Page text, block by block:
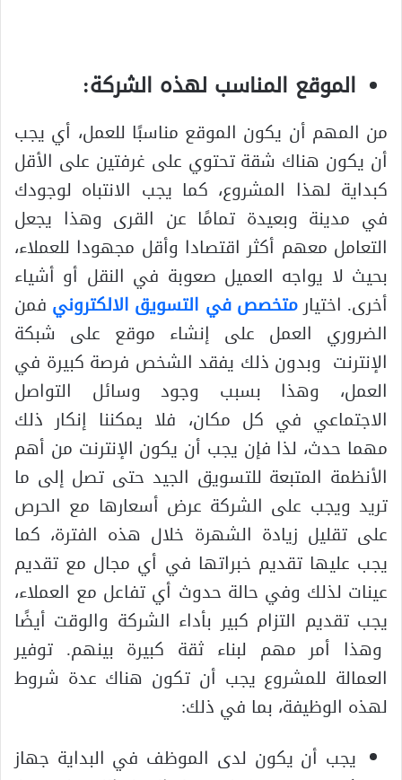
الموقع المناسب لهذه الشركة:
من المهم أن يكون الموقع مناسبًا للعمل، أي يجب
أن يكون هناك شقة تحتوي على غرفتين على الأقل
كبداية لهذا المشروع، كما يجب الانتباه لوجودك
في مدينة وبعيدة تمامًا عن القرى وهذا يجعل
التعامل معهم أكثر اقتصادا وأقل مجهودا للعملاء،
بحيث لا يواجه العميل صعوبة في النقل أو أشياء
أخرى. اختيارمتخصص في التسويق الالكتروني فمن
الضروري العمل على إنشاء موقع على شبكة
الإنترنت وبدون ذلك يفقد الشخص فرصة كبيرة في
العمل، وهذا بسبب وجود وسائل التواصل
الاجتماعي في كل مكان، فلا يمكننا إنكار ذلك
مهما حدث، لذا فإن يجب أن يكون الإنترنت من أهم
الأنظمة المتبعة للتسويق الجيد حتى تصل إلى ما
تريد ويجب على الشركة عرض أسعارها مع الحرص
على تقليل زيادة الشهرة خلال هذه الفترة، كما
يجب عليها تقديم خبراتها في أي مجال مع تقديم
عينات لذلك وفي حالة حدوث أي تفاعل مع العملاء،
يجب تقديم التزام كبير بأداء الشركة والوقت أيضًا
وهذا أمر مهم لبناء ثقة كبيرة بينهم. توفير
العمالة للمشروع يجب أن تكون هناك عدة شروط
لهذه الوظيفة، بما في ذلك:
يجب أن يكون لدى الموظف في البداية جهاز